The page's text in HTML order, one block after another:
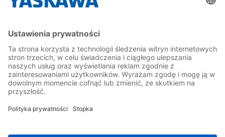
Yaskawa Polska
Kariera
Bądź z nami na bieżąco